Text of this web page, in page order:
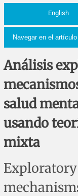
Comentarios
Cartas a los
Errata y notas
Impressum
Estudios
Estudios
Revisiones
Protocolos
Evaluaciones
Análisis
Revisiones
Artículos de
Notas
Problemas de
Notas
Ensayos
Reporte de
Notas técnicas
Práctica clínica
Descripción
Política de
Políticas
English
Análisis
salud
usando
mixta